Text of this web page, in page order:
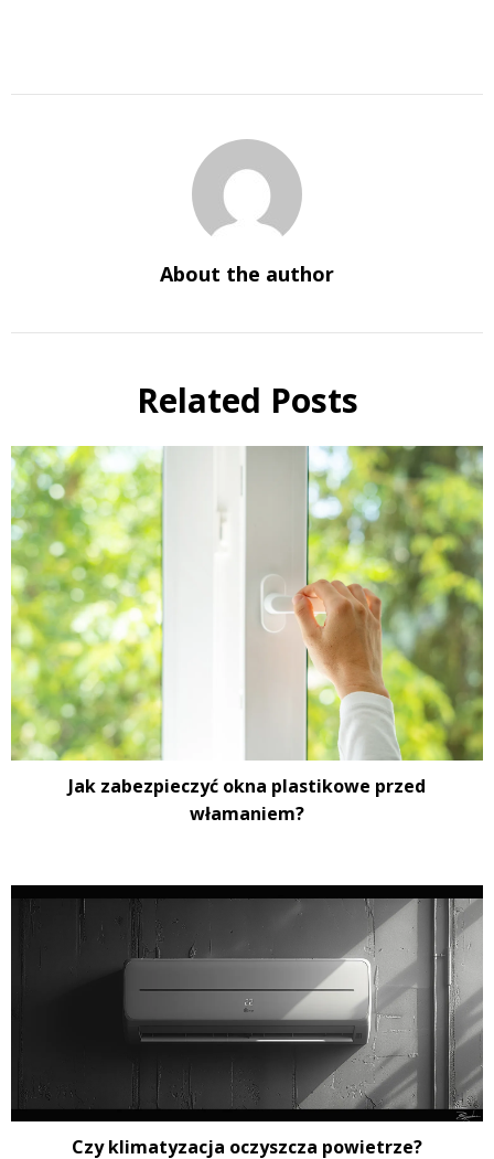
About the author
Related Posts
Jak zabezpieczyć okna plastikowe przed
włamaniem?
Czy klimatyzacja oczyszcza powietrze?